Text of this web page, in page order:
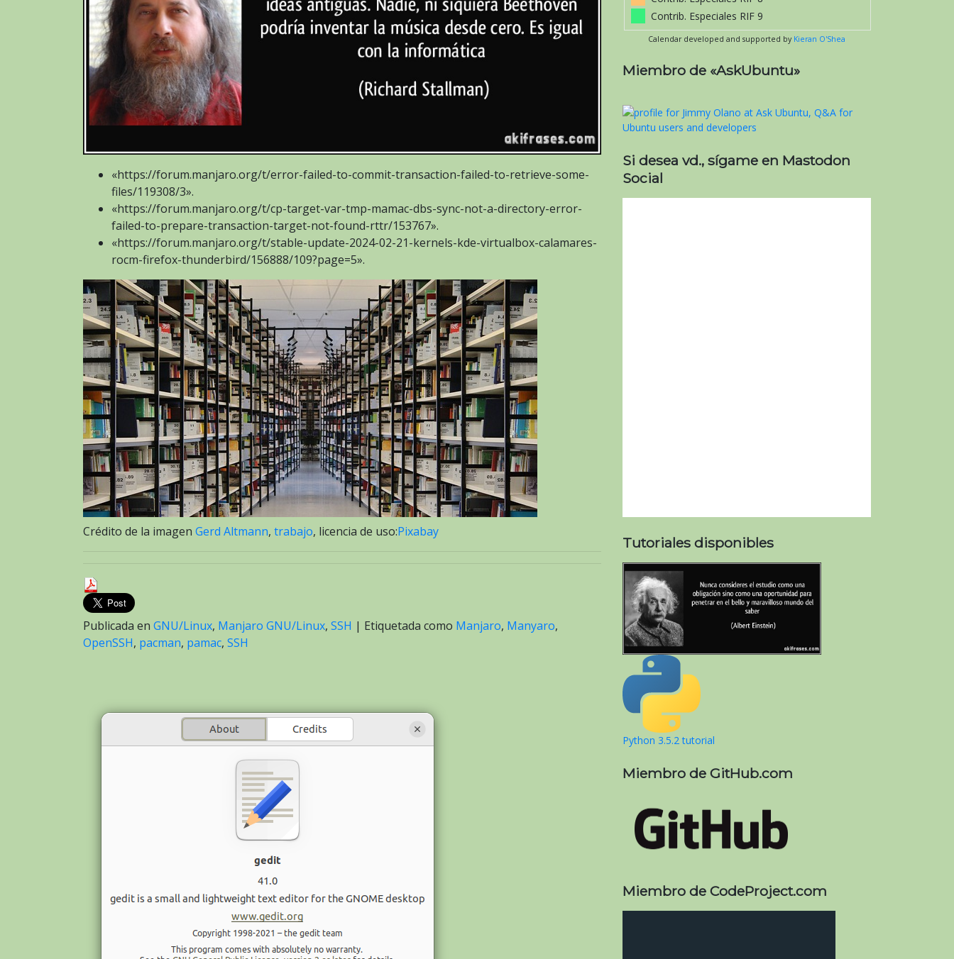
«https://forum.manjaro.org/t/error-failed-to-commit-transaction-failed-to-retrieve-some-
files/119308/3».
«https://forum.manjaro.org/t/cp-target-var-tmp-mamac-dbs-sync-not-a-directory-error-
failed-to-prepare-transaction-target-not-found-rttr/153767».
«https://forum.manjaro.org/t/stable-update-2024-02-21-kernels-kde-virtualbox-calamares-
rocm-firefox-thunderbird/156888/109?page=5».
Crédito de la imagen Gerd Altmann, trabajo, licencia de uso:Pixabay
Publicada en GNU/Linux, Manjaro GNU/Linux, SSH | Etiquetada como Manjaro, Manyaro,
OpenSSH, pacman, pamac, SSH
Contrib. Especiales RIF 9
Calendar developed and supported by Kieran O'Shea
Miembro de «AskUbuntu»
Si desea vd., sígame en Mastodon
Social
Tutoriales disponibles
Python 3.5.2 tutorial
Miembro de GitHub.com
Miembro de CodeProject.com